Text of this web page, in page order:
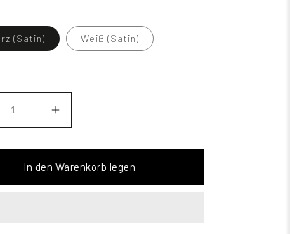
(Satin) Weiß (Satin)
In den Warenkorb legen